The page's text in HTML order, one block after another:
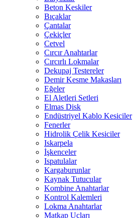
Beton Keskiler
Bıçaklar
Çantalar
Çekiçler
Cetvel
Cırcır Anahtarlar
Cırcırlı Lokmalar
Dekupaj Testereler
Demir Kesme Makasları
Eğeler
El Aletleri Setleri
Elmas Disk
Endüstriyel Kablo Kesiciler
Fenerler
Hidrolik Çelik Kesiciler
Iskarpela
İşkenceler
Ispatulalar
Kargaburunlar
Kaynak Tutucular
Kombine Anahtarlar
Kontrol Kalemleri
Lokma Anahtarlar
Matkap Uçları